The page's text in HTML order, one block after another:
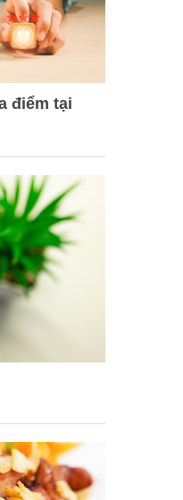
điểm tại